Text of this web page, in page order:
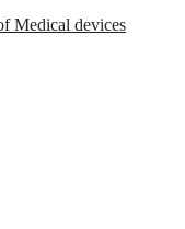
Medical devices